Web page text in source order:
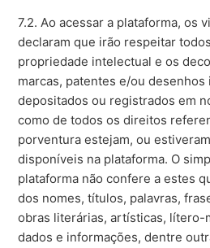
7.2. Ao acessar a plataforma, os
declaram que irão respeitar
propriedade intelectual e os
marcas, patentes e/ou desenhos
depositados ou registrados em
como de todos os direitos
porventura estejam, ou
disponíveis na plataforma. O
plataforma não confere a estes
dos nomes, títulos, palavras,
obras literárias, artísticas, lítero-
dados e informações, dentre